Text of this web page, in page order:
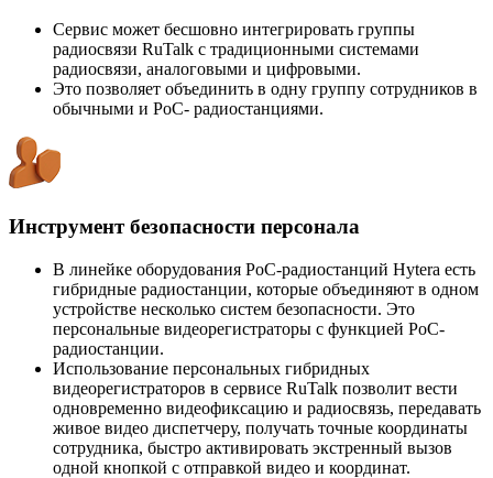
Сервис может бесшовно интегрировать группы
радиосвязи RuTalk с традиционными системами
радиосвязи, аналоговыми и цифровыми.
Это позволяет объединить в одну группу сотрудников в
обычными и PoC- радиостанциями.
Инструмент безопасности персонала
В линейке оборудования PoC-радиостанций Hytera есть
гибридные радиостанции, которые объединяют в одном
устройстве несколько систем безопасности. Это
персональные видеорегистраторы с функцией PoC-
радиостанции.
Использование персональных гибридных
видеорегистраторов в сервисе RuTalk позволит вести
одновременно видеофиксацию и радиосвязь, передавать
живое видео диспетчеру, получать точные координаты
сотрудника, быстро активировать экстренный вызов
одной кнопкой с отправкой видео и координат.